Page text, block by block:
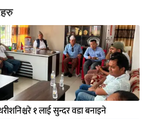
१ लाई सुन्दर वडा बनाइने